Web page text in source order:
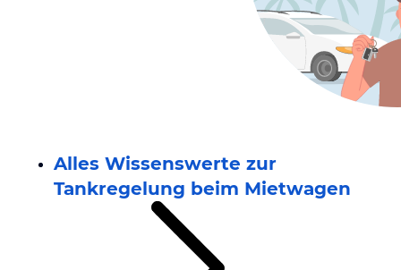
Alles Wissenswerte zur
Tankregelung beim Mietwagen